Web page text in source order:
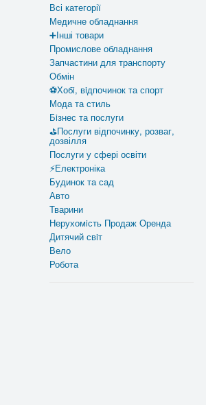
Всі категорії
Медичне обладнання
➕Інші товари
Промислове обладнання
Запчастини для транспорту
Обмін
⚽Хобi, вiдпочинок та спорт
Мода та стиль
Бiзнес та послуги
⛳Послуги відпочинку, розваг,
дозвілля
Послуги у сфері освіти
⚡Електроніка
Будинок та сад
Авто
Тварини
Нерухомiсть Продаж Оренда
Дитячий свiт
Вело
Робота